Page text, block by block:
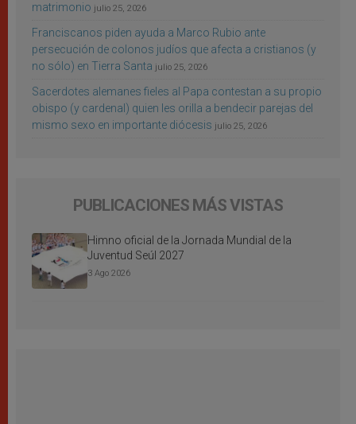
matrimonio julio 25, 2026
Franciscanos piden ayuda a Marco Rubio ante
persecución de colonos judíos que afecta a cristianos (y
no sólo) en Tierra Santa julio 25, 2026
Sacerdotes alemanes fieles al Papa contestan a su propio
obispo (y cardenal) quien les orilla a bendecir parejas del
mismo sexo en importante diócesis julio 25, 2026
PUBLICACIONES MÁS VISTAS
Himno oficial de la Jornada Mundial de la
Juventud Seúl 2027
3 Ago 2026